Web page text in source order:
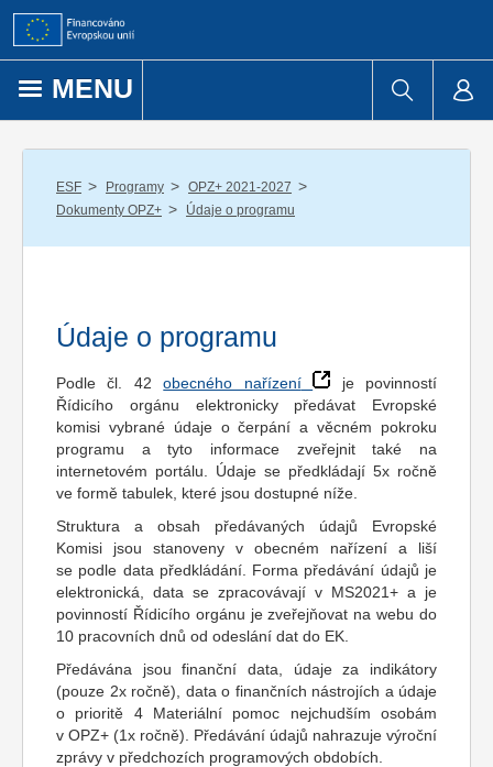
Přejít k obsahu
MENU
ESF / Programy / OPZ+ 2021-2027 /
Dokumenty OPZ+ / Údaje o programu
Údaje o programu
Podle čl. 42obecného nařízení
je povinností
Řídicího orgánu elektronicky předávat Evropské
komisi vybrané údaje o čerpání a věcném pokroku
programu a tyto informace zveřejnit také na
internetovém portálu. Údaje se předkládají 5x ročně
ve formě tabulek, které jsou dostupné níže.
Struktura a obsah předávaných údajů Evropské
Komisi jsou stanoveny v obecném nařízení a liší
se podle data předkládání. Forma předávání údajů je
elektronická, data se zpracovávají v MS2021+ a je
povinností Řídicího orgánu je zveřejňovat na webu do
10 pracovních dnů od odeslání dat do EK.
Předávána jsou finanční data, údaje za indikátory
(pouze 2x ročně), data o finančních nástrojích a údaje
o prioritě 4 Materiální pomoc nejchudším osobám
v OPZ+ (1x ročně). Předávání údajů nahrazuje výroční
zprávy v předchozích programových obdobích.